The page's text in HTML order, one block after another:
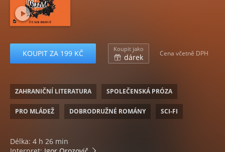
KOUPIT ZA 199 KČ Koupit jako
dárek Cena včetně DPH
ZAHRANIČNÍ LITERATURA SPOLEČENSKÁ PRÓZA
PRO MLÁDEŽ DOBRODRUŽNÉ ROMÁNY SCI-FI
Délka: 4 h 26 min